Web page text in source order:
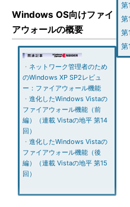
第
第
第
第
Windows OS向けファイ
アウォールの概要
・ ネットワーク管理者のため
のWindows XP SP2レビュ
ー：ファイアウォール機能
・ 進化したWindows Vistaの
ファイアウォール機能（前
編）（連載 Vistaの地平 第14
回）
・ 進化したWindows Vistaの
ファイアウォール機能（後
編）（連載 Vistaの地平 第15
回）